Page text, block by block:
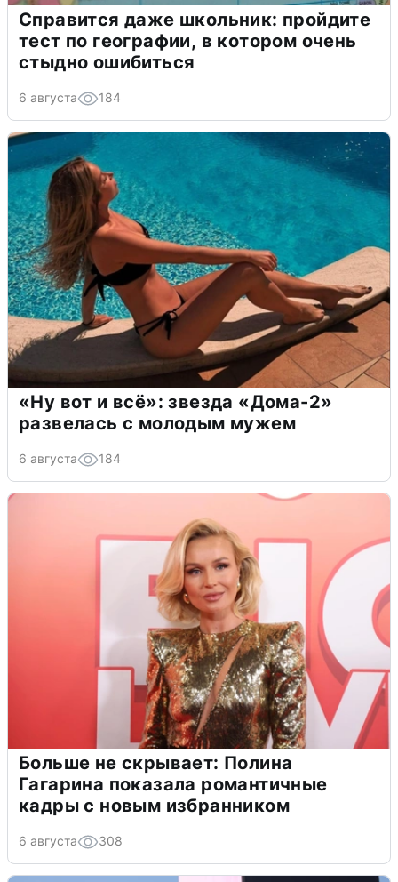
Справится даже школьник: пройдите
тест по географии, в котором очень
стыдно ошибиться
6 августа 184
«Ну вот и всё»: звезда «Дома-2»
развелась с молодым мужем
6 августа 184
Больше не скрывает: Полина
Гагарина показала романтичные
кадры с новым избранником
6 августа 308